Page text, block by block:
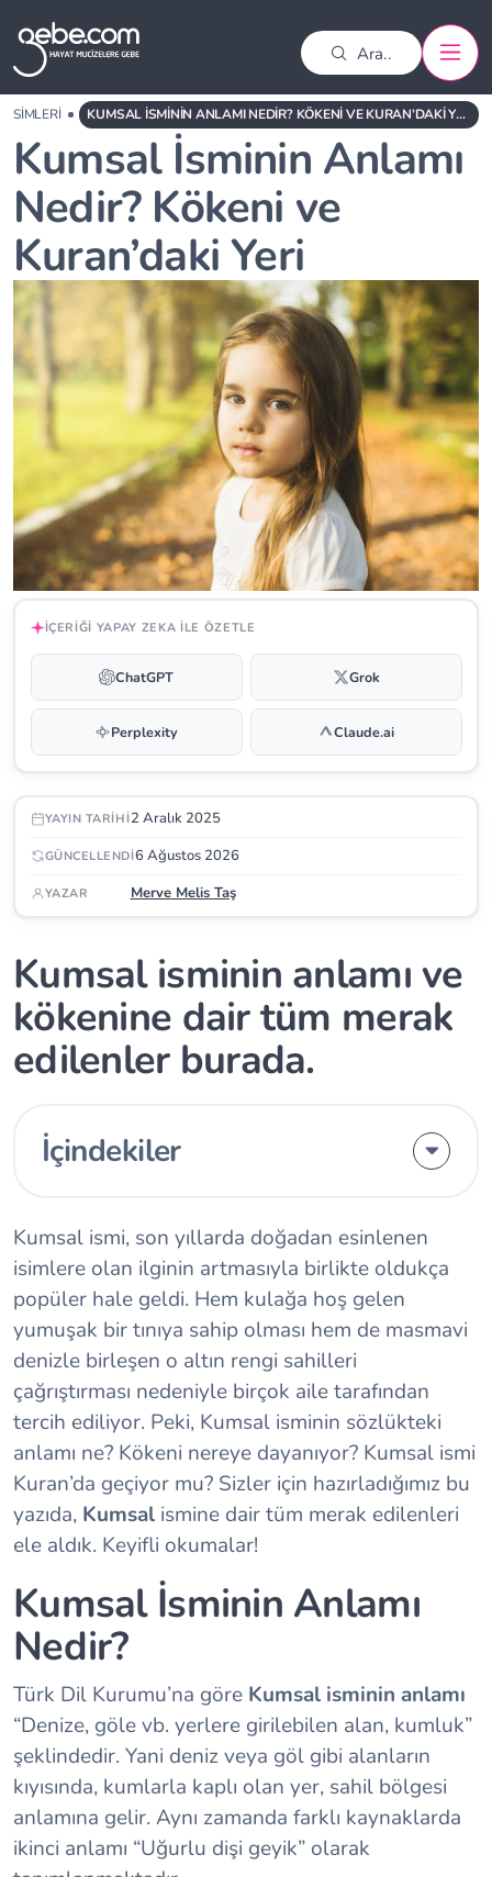
İSIMLERI KUMSAL İSMININ ANLAMI NEDIR? KÖKENI VE KURAN’DAKI YERI
Kumsal İsminin Anlamı
Nedir? Kökeni ve
Kuran’daki Yeri
İÇERIĞI YAPAY ZEKA ILE ÖZETLE
ChatGPT Grok
Perplexity Claude.ai
YAYIN TARIHI2 Aralık 2025
GÜNCELLENDI6 Ağustos 2026
YAZAR Merve Melis Taş
Kumsal isminin anlamı ve
kökenine dair tüm merak
edilenler burada.
İçindekiler
Kumsal ismi, son yıllarda doğadan esinlenen
isimlere olan ilginin artmasıyla birlikte oldukça
popüler hale geldi. Hem kulağa hoş gelen
yumuşak bir tınıya sahip olması hem de masmavi
denizle birleşen o altın rengi sahilleri
çağrıştırması nedeniyle birçok aile tarafından
tercih ediliyor. Peki, Kumsal isminin sözlükteki
anlamı ne? Kökeni nereye dayanıyor? Kumsal ismi
Kuran’da geçiyor mu? Sizler için hazırladığımız bu
yazıda, Kumsal ismine dair tüm merak edilenleri
ele aldık. Keyifli okumalar!
Kumsal İsminin Anlamı
Nedir?
Türk Dil Kurumu’na göre Kumsal isminin anlamı
“Denize, göle vb. yerlere girilebilen alan, kumluk”
şeklindedir. Yani deniz veya göl gibi alanların
kıyısında, kumlarla kaplı olan yer, sahil bölgesi
anlamına gelir. Aynı zamanda farklı kaynaklarda
ikinci anlamı “Uğurlu dişi geyik” olarak